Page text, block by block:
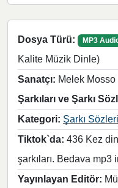
Dosya Türü: MP3
Kalite Müzik Dinle)
Sanatçı: Melek Mosso
Şarkıları ve Şarkı
Kategori: Şarkı Sözleri
Tiktok`da: 436 Kez
şarkıları. Bedava mp3
Yayınlayan Editör: